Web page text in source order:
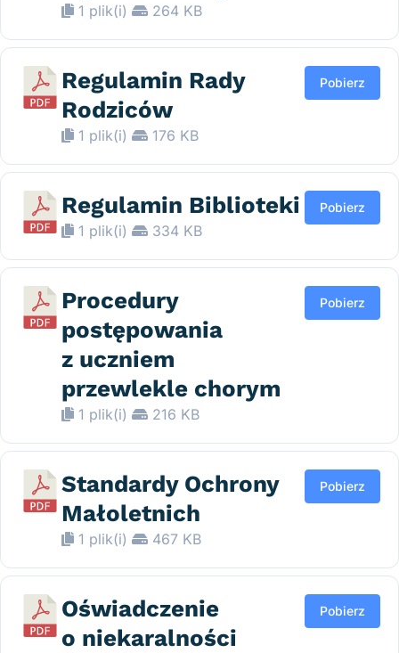
1 plik(i) 264 KB
Regulamin Rady
Rodziców
1 plik(i) 176 KB
Pobierz
Regulamin Biblioteki
1 plik(i) 334 KB
Pobierz
Procedury
postępowania
z uczniem
przewlekle chorym
1 plik(i) 216 KB
Pobierz
Standardy Ochrony
Małoletnich
1 plik(i) 467 KB
Pobierz
Oświadczenie
o niekaralności
Pobierz